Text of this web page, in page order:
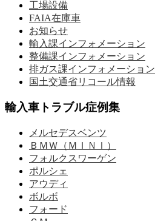
工場設備
FAIA在庫車
お知らせ
輸入課インフォメーション
整備課インフォメーション
排ガス課インフォメーション
国土交通省リコール情報
輸入車トラブル症例集
メルセデスベンツ
ＢＭＷ（ＭＩＮＩ）
フォルクスワーゲン
ポルシェ
アウディ
ボルボ
フォード